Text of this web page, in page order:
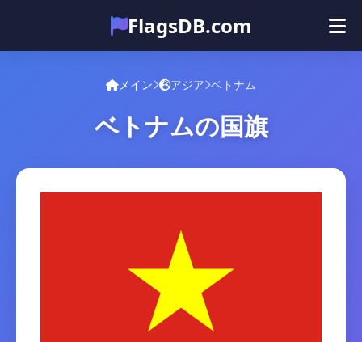
FlagsDB.com
メイン
クイズ
メイン アジア ベトナム
ベトナムの国旗